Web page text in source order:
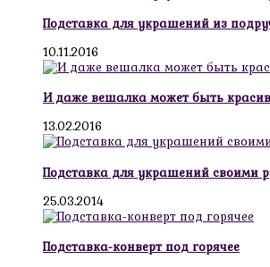
Подставка для украшений из
10.11.2016
И даже вешалка может быть
13.02.2016
Подставка для украшений своими
25.03.2014
Подставка-конверт под горячее